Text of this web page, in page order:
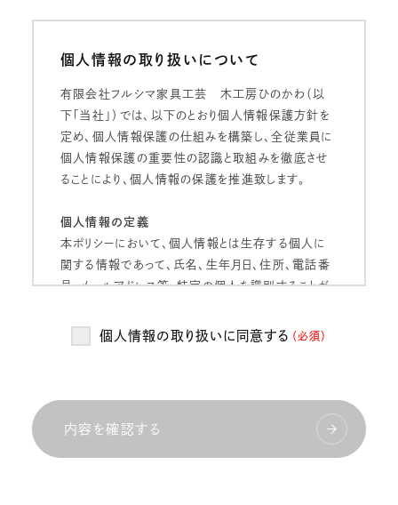
個人情報の取り扱いについて
有限会社フルシマ家具工芸 木工房ひのかわ（以
下「当社」）では、以下のとおり個人情報保護方針を
定め、個人情報保護の仕組みを構築し、全従業員に
個人情報保護の重要性の認識と取組みを徹底させ
ることにより、個人情報の保護を推進致します。
個人情報の定義
本ポリシーにおいて、個人情報とは生存する個人に
関する情報であって、氏名、生年月日、住所、電話番
号、メールアドレス等、特定の個人を識別することが
ざん・漏洩などを防止するため、セキュリティシステム
の維持・管理体制の整備・社員教育の徹底等の必要
な措置を講じ、安全対策を実施し個人情報の厳重な
個人情報の取り扱いに同意する （必須）
内容を確認する